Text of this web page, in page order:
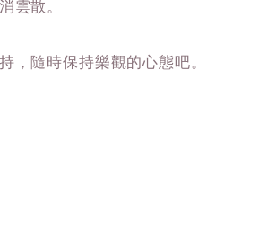
雲散。
，隨時保持樂觀的心態吧。